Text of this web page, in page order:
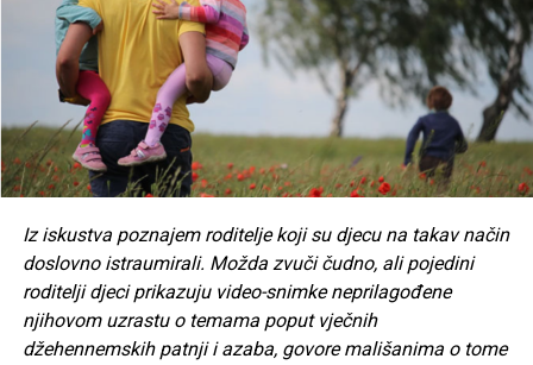
Iz iskustva poznajem roditelje koji su djecu na takav način
doslovno istraumirali. Možda zvuči čudno, ali pojedini
roditelji djeci prikazuju video-snimke neprilagođene
njihovom uzrastu o temama poput vječnih
džehennemskih patnji i azaba, govore mališanima o tome